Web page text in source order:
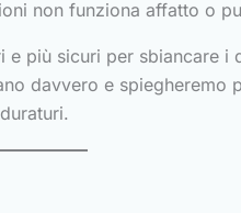
non funziona affatto o
più sicuri per sbiancare
davvero e spiegheremo